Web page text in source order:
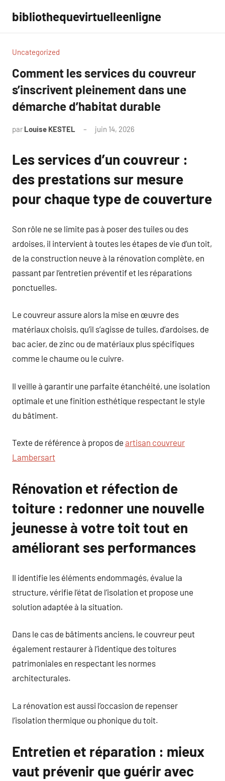
contenu
bibliothequevirtuelleenligne
Uncategorized
Comment les services du couvreur
s’inscrivent pleinement dans une
démarche d’habitat durable
par Louise KESTEL juin 14, 2026
Les services d’un couvreur :
des prestations sur mesure
pour chaque type de couverture
Son rôle ne se limite pas à poser des tuiles ou des
ardoises, il intervient à toutes les étapes de vie d’un toit,
de la construction neuve à la rénovation complète, en
passant par l’entretien préventif et les réparations
ponctuelles.
Le couvreur assure alors la mise en œuvre des
matériaux choisis, qu’il s’agisse de tuiles, d’ardoises, de
bac acier, de zinc ou de matériaux plus spécifiques
comme le chaume ou le cuivre.
Il veille à garantir une parfaite étanchéité, une isolation
optimale et une finition esthétique respectant le style
du bâtiment.
Texte de référence à propos de artisan couvreur
Lambersart
Rénovation et réfection de
toiture : redonner une nouvelle
jeunesse à votre toit tout en
améliorant ses performances
Il identifie les éléments endommagés, évalue la
structure, vérifie l’état de l’isolation et propose une
solution adaptée à la situation.
Dans le cas de bâtiments anciens, le couvreur peut
également restaurer à l’identique des toitures
patrimoniales en respectant les normes
architecturales.
La rénovation est aussi l’occasion de repenser
l’isolation thermique ou phonique du toit.
Entretien et réparation : mieux
vaut prévenir que guérir avec